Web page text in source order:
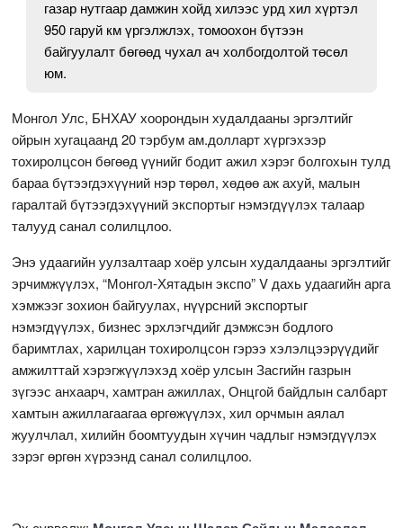
газар нутгаар дамжин хойд хилээс урд хил хүртэл
950 гаруй км үргэлжлэх, томоохон бүтээн
байгуулалт бөгөөд чухал ач холбогдолтой төсөл
юм.
Монгол Улс, БНХАУ хоорондын худалдааны эргэлтийг
ойрын хугацаанд 20 тэрбум ам.долларт хүргэхээр
тохиролцсон бөгөөд үүнийг бодит ажил хэрэг болгохын тулд
бараа бүтээгдэхүүний нэр төрөл, хөдөө аж ахуй, малын
гаралтай бүтээгдэхүүний экспортыг нэмэгдүүлэх талаар
талууд санал солилцлоо.
Энэ удаагийн уулзалтаар хоёр улсын худалдааны эргэлтийг
эрчимжүүлэх, “Монгол-Хятадын экспо” V дахь удаагийн арга
хэмжээг зохион байгуулах, нүүрсний экспортыг
нэмэгдүүлэх, бизнес эрхлэгчдийг дэмжсэн бодлого
баримтлах, харилцан тохиролцсон гэрээ хэлэлцээрүүдийг
амжилттай хэрэгжүүлэхэд хоёр улсын Засгийн газрын
зүгээс анхаарч, хамтран ажиллах, Онцгой байдлын салбарт
хамтын ажиллагаагаа өргөжүүлэх, хил орчмын аялал
жуулчлал, хилийн боомтуудын хүчин чадлыг нэмэгдүүлэх
зэрэг өргөн хүрээнд санал солилцлоо.